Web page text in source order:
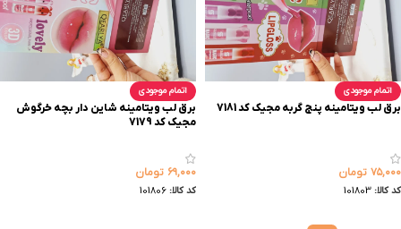
اتمام موجودی
برق لب ویتامینه پنج گربه مجیک کد 7181
۷۵,۰۰۰ تومان
کد کالا: 101803
اتمام موجودی
برق لب ویتامینه شاین دار بچه خرگوش
مجیک کد 7179
۶۹,۰۰۰ تومان
کد کالا: 101806